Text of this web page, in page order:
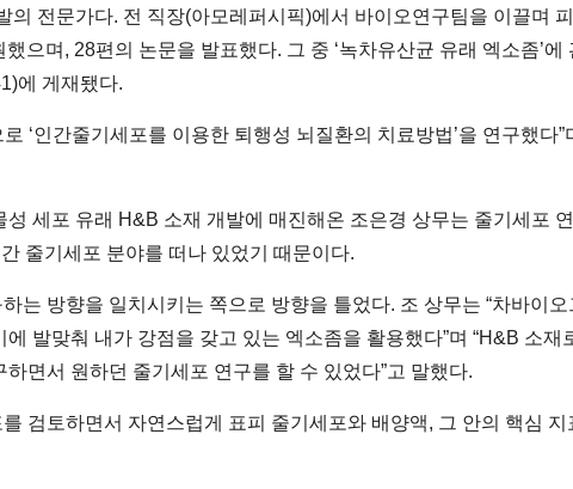
전문가다. 전 직장(아모레퍼시픽)에서 바이오연구팀을 이끌며
으며, 28편의 논문을 발표했다. 그 중 ‘녹차유산균 유래 엑소좀’
에 게재됐다.
‘인간줄기세포를 이용한 퇴행성 뇌질환의 치료방법’을 연구했다”
세포 유래 H&B 소재 개발에 매진해온 조은경 상무는 줄기세포
줄기세포 분야를 떠나 있었기 때문이다.
는 방향을 일치시키는 쪽으로 방향을 틀었다. 조 상무는 “차바이
발맞춰 내가 강점을 갖고 있는 엑소좀을 활용했다”며 “H&B 소
면서 원하던 줄기세포 연구를 할 수 있었다”고 말했다.
검토하면서 자연스럽게 표피 줄기세포와 배양액, 그 안의 핵심